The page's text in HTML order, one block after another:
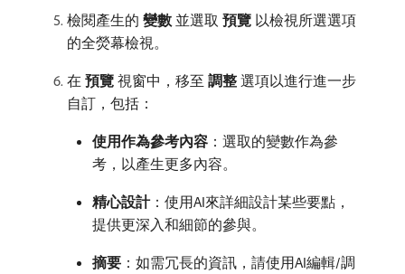
檢閱產生的​ 變數 ​並選取​ 預覽 ​以檢視所選選項
的全熒幕檢視。
在​ 預覽 ​視窗中，移至​ 調整 ​選項以進行進一步
自訂，包括：
使用作為參考內容 ：選取的變數作為參
考，以產生更多內容。
精心設計：使用AI來詳細設計某些要點，
提供更深入和細節的參與。
摘要 ：如需冗長的資訊，請使用AI編輯/調